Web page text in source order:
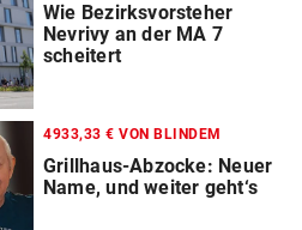
Wie Bezirksvorsteher
Nevrivy an der MA 7
scheitert
4933,33 € VON BLINDEM
Grillhaus-Abzocke: Neuer
Name, und weiter geht‘s